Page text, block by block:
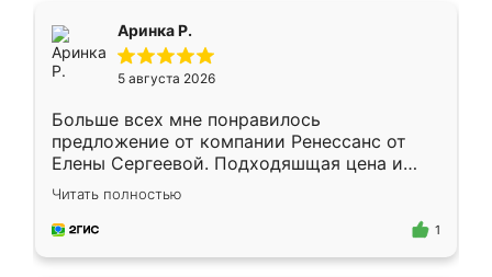
Аринка Р.
5 августа 2026
Больше всех мне понравилось
предложение от компании Ренессанс от
Елены Сергеевой. Подходяшщая цена и
короткие сроки изготовления. Приехавший
для замера сотрудник Владислав
предложил по моему эскизу самый
Читать полностью
1